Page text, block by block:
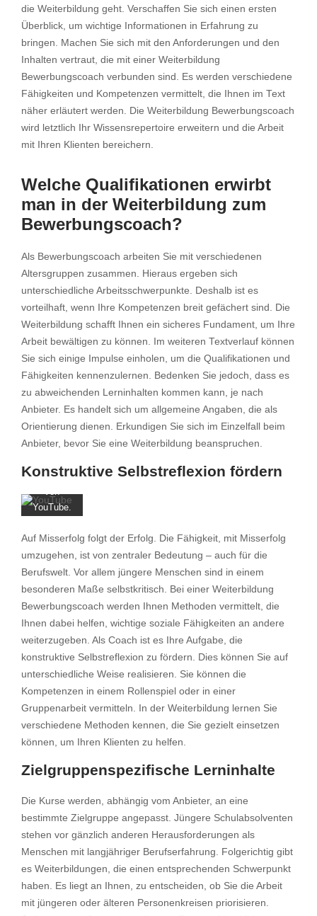
die Weiterbildung geht. Verschaffen Sie sich einen ersten
Überblick, um wichtige Informationen in Erfahrung zu
bringen. Machen Sie sich mit den Anforderungen und den
Inhalten vertraut, die mit einer Weiterbildung
Bewerbungscoach verbunden sind. Es werden verschiedene
Fähigkeiten und Kompetenzen vermittelt, die Ihnen im Text
näher erläutert werden. Die Weiterbildung Bewerbungscoach
wird letztlich Ihr Wissensrepertoire erweitern und die Arbeit
mit Ihren Klienten bereichern.
Welche Qualifikationen erwirbt
man in der Weiterbildung zum
Bewerbungscoach?
Als Bewerbungscoach arbeiten Sie mit verschiedenen
Altersgruppen zusammen. Hieraus ergeben sich
unterschiedliche Arbeitsschwerpunkte. Deshalb ist es
vorteilhaft, wenn Ihre Kompetenzen breit gefächert sind. Die
Weiterbildung schafft Ihnen ein sicheres Fundament, um Ihre
Arbeit bewältigen zu können. Im weiteren Textverlauf können
Sie sich einige Impulse einholen, um die Qualifikationen und
Fähigkeiten kennenzulernen. Bedenken Sie jedoch, dass es
zu abweichenden Lerninhalten kommen kann, je nach
Anbieter. Es handelt sich um allgemeine Angaben, die als
Orientierung dienen. Erkundigen Sie sich im Einzelfall beim
Anbieter, bevor Sie eine Weiterbildung beanspruchen.
Konstruktive Selbstreflexion fördern
Mit dem
Laden
des
Videos
akzeptieren
Datenschutzerklärung
YouTube.
erfahren
laden
YouTube
immer
entsperren
Auf Misserfolg folgt der Erfolg. Die Fähigkeit, mit Misserfolg
umzugehen, ist von zentraler Bedeutung – auch für die
Berufswelt. Vor allem jüngere Menschen sind in einem
besonderen Maße selbstkritisch. Bei einer Weiterbildung
Bewerbungscoach werden Ihnen Methoden vermittelt, die
Ihnen dabei helfen, wichtige soziale Fähigkeiten an andere
weiterzugeben. Als Coach ist es Ihre Aufgabe, die
konstruktive Selbstreflexion zu fördern. Dies können Sie auf
unterschiedliche Weise realisieren. Sie können die
Kompetenzen in einem Rollenspiel oder in einer
Gruppenarbeit vermitteln. In der Weiterbildung lernen Sie
verschiedene Methoden kennen, die Sie gezielt einsetzen
können, um Ihren Klienten zu helfen.
Zielgruppenspezifische Lerninhalte
Die Kurse werden, abhängig vom Anbieter, an eine
bestimmte Zielgruppe angepasst. Jüngere Schulabsolventen
stehen vor gänzlich anderen Herausforderungen als
Menschen mit langjähriger Berufserfahrung. Folgerichtig gibt
es Weiterbildungen, die einen entsprechenden Schwerpunkt
haben. Es liegt an Ihnen, zu entscheiden, ob Sie die Arbeit
mit jüngeren oder älteren Personenkreisen priorisieren.